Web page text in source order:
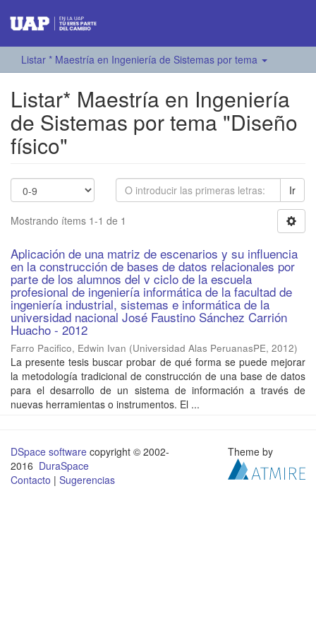
Listar * Maestría en Ingeniería de Sistemas por tema
Listar* Maestría en Ingeniería
de Sistemas por tema "Diseño
físico"
Ir
Mostrando ítems 1-1 de 1
Aplicación de una matriz de escenarios y su influencia
en la construcción de bases de datos relacionales por
parte de los alumnos del v ciclo de la escuela
profesional de ingeniería informática de la facultad de
ingeniería industrial, sistemas e informática de la
universidad nacional José Faustino Sánchez Carrión
Huacho - 2012
Farro Pacifico, Edwin Ivan (Universidad Alas PeruanasPE, 2012)
La presente tesis buscar probar de qué forma se puede mejorar
la metodología tradicional de construcción de una base de datos
para el desarrollo de un sistema de información a través de
nuevas herramientas o instrumentos. El ...
DSpace software copyright © 2002-
2016 DuraSpace
Contacto | Sugerencias
Theme by